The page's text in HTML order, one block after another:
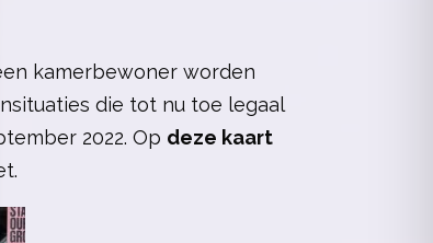
kamerbewoner worden
die tot nu toe legaal
2022. Op deze kaart